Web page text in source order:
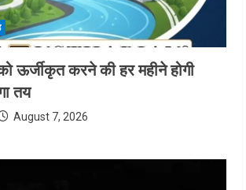
ऊर्जीकृत करने की हर महीने होगी
तय
August 7, 2026